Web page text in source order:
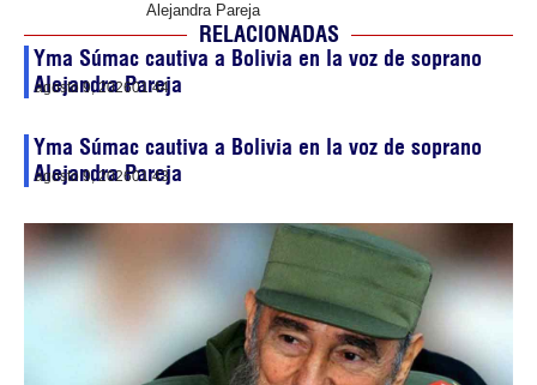
Alejandra Pareja
RELACIONADAS
Yma Súmac cautiva a Bolivia en la voz de soprano
Alejandra Pareja
agosto 9, 202601:44
Yma Súmac cautiva a Bolivia en la voz de soprano
Alejandra Pareja
agosto 9, 202601:43